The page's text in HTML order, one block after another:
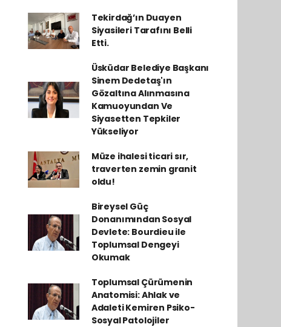
Tekirdağ’ın Duayen
Siyasileri Tarafını Belli
Etti.
Üsküdar Belediye Başkanı
Sinem Dedetaş'ın
Gözaltına Alınmasına
Kamuoyundan Ve
Siyasetten Tepkiler
Yükseliyor
Müze ihalesi ticari sır,
traverten zemin granit
oldu!
Bireysel Güç
Donanımından Sosyal
Devlete: Bourdieu ile
Toplumsal Dengeyi
Okumak
Toplumsal Çürümenin
Anatomisi: Ahlak ve
Adaleti Kemiren Psiko-
Sosyal Patolojiler